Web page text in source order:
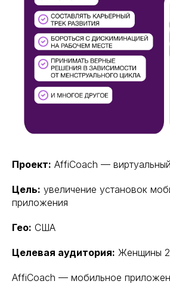
Проект: AffiCoach —
Цель: увеличение установок
приложения
Гео: США
Целевая аудитория: Женщины
AffiCoach — мобильное